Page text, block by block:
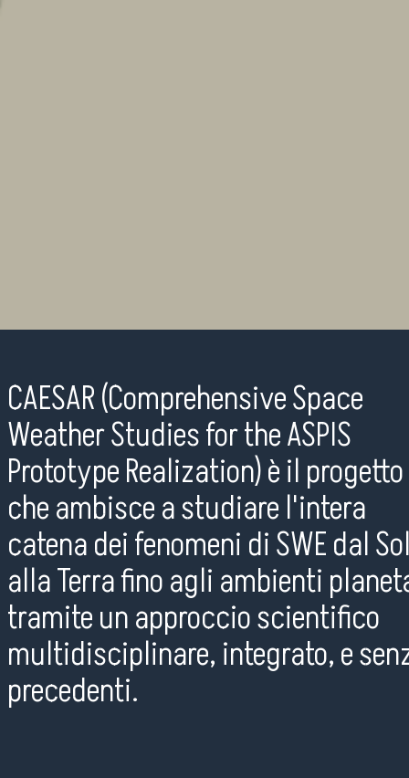
CAESAR (Comprehensive Space
Weather Studies for the ASPIS
Prototype Realization) è il progetto
che ambisce a studiare l'intera
catena dei fenomeni di SWE dal
alla Terra fino agli ambienti
tramite un approccio scientifico
multidisciplinare, integrato, e
precedenti.